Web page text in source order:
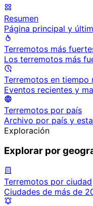
Resumen
Página principal y
Terremotos más
Los terremotos más
Terremotos en tiempo
Eventos recientes y
Terremotos por país
Archivo por país y
Exploración
Explorar por
Terremotos por ciudad
Ciudades de más de